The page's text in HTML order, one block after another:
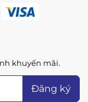
khuyến mãi.
Đăng ký